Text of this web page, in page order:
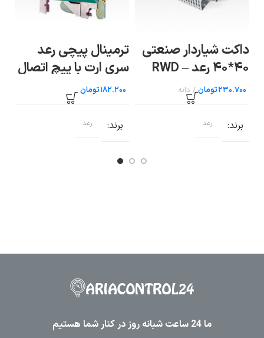
ترمینال پیچی رعد
سری ارت با پیچ اتصال
به ریل سایز ۴ رعد
تومان
برند رعد
ترمینال ریلی RTP 2.5
رعد
تومان
برند رعد
ما 24 ساعت شبانه روز در کنار شما هستیم